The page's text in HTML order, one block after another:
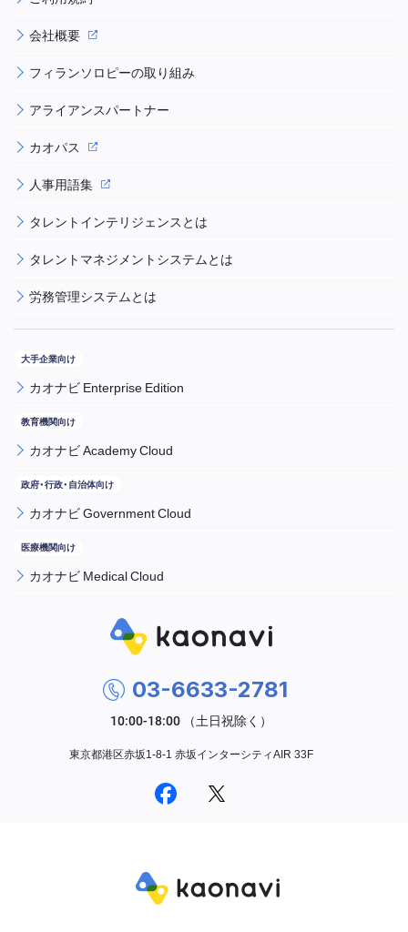
会社概要
フィランソロピーの取り組み
アライアンスパートナー
カオパス
人事用語集
タレントインテリジェンスとは
タレントマネジメントシステムとは
労務管理システムとは
カオナビ Enterprise Edition
カオナビ Academy Cloud
カオナビ Government Cloud
カオナビ Medical Cloud
03-6633-2781
東京都港区赤坂1-8-1 赤坂インターシティAIR 33F